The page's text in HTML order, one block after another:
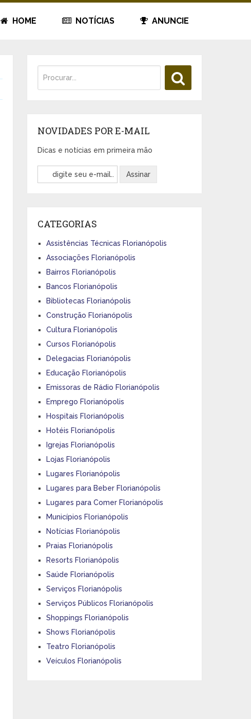
HOME NOTÍCIAS ANUNCIE
NOVIDADES POR E-MAIL
Dicas e notícias em primeira mão
CATEGORIAS
Assistências Técnicas Florianópolis
Associações Florianópolis
Bairros Florianópolis
Bancos Florianópolis
Bibliotecas Florianópolis
Construção Florianópolis
Cultura Florianópolis
Cursos Florianópolis
Delegacias Florianópolis
Educação Florianópolis
Emissoras de Rádio Florianópolis
Emprego Florianópolis
Hospitais Florianópolis
Hotéis Florianópolis
Igrejas Florianópolis
Lojas Florianópolis
Lugares Florianópolis
Lugares para Beber Florianópolis
Lugares para Comer Florianópolis
Municípios Florianópolis
Notícias Florianópolis
Praias Florianópolis
Resorts Florianópolis
Saúde Florianópolis
Serviços Florianópolis
Serviços Públicos Florianópolis
Shoppings Florianópolis
Shows Florianópolis
Teatro Florianópolis
Veículos Florianópolis